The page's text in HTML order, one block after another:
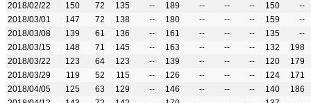
2018/02/22
150 72 135 -- 189 -- -- -- 150
--
2018/03/01
147 72 138 -- 180 -- -- -- 159
--
2018/03/08
139 61 136 -- 161 -- -- -- 135
--
2018/03/15
148 71 145 -- 163 -- -- -- 132
198
2018/03/22
123 64 123 -- 139 -- -- -- 120
179
2018/03/29
119 52 115 -- 126 -- -- -- 124
171
2018/04/05
125 63 129 -- 146 -- -- -- 140
186